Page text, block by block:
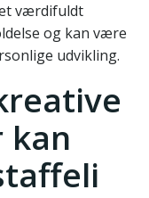
værdifuldt
og kan være
udvikling.
kan